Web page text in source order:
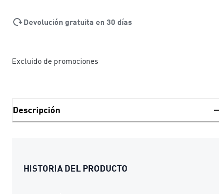
Devolución gratuita en 30 días
Excluido de promociones
Descripción
HISTORIA DEL PRODUCTO